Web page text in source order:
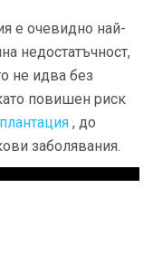
е очевидно най-
недостатъчност,
не идва без
повишен риск
, до
заболявания.